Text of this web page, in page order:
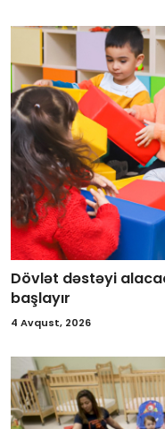
Dövlət dəstəyi
başlayır
4 Avqust, 2026